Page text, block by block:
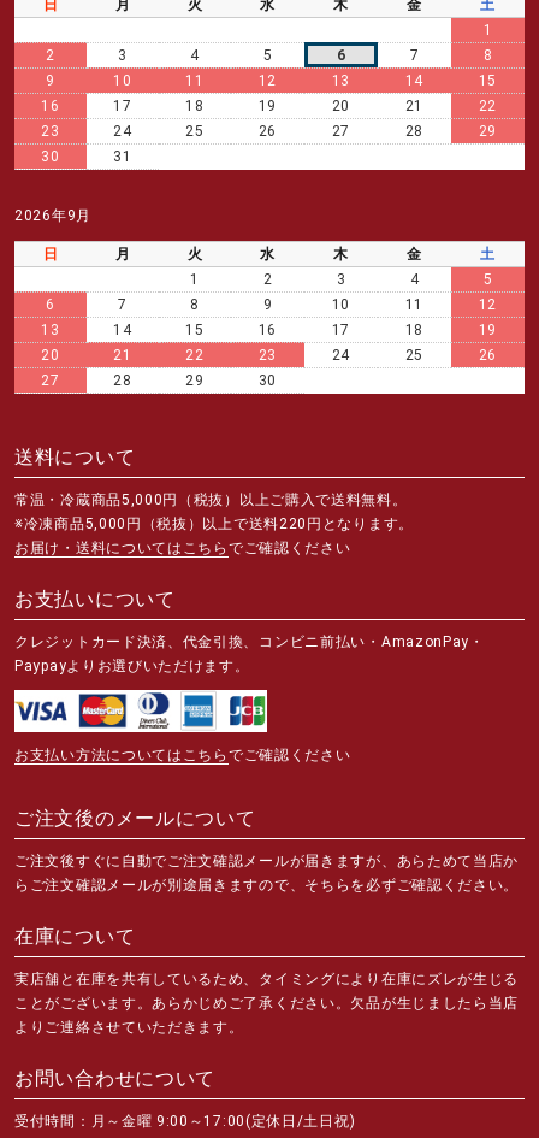
日 月 火 水 木 金
土
1
2
3 4 5 6 7
8
9
10 11 12 13 14
15
16
17 18 19 20 21
22
23
24 25 26 27 28
29
30
31
2026年9月
日 月 火 水 木 金
土
1
2 3 4
5
6
7 8 9 10 11
12
13
14 15 16 17 18
19
20
21 22 23 24 25
26
27
28 29 30
送料について
常温・冷蔵商品5,000円（税抜）以上ご購入で送料無料。
※冷凍商品5,000円（税抜）以上で送料220円となります。
お届け・送料についてはこちら でご確認ください
お支払いについて
クレジットカード決済、代金引換、コンビニ前払い・AmazonPay・
Paypayよりお選びいただけます。
お支払い方法についてはこちら でご確認ください
ご注文後のメールについて
ご注文後すぐに自動でご注文確認メールが届きますが、あらためて当店か
らご注文確認メールが別途届きますので、そちらを必ずご確認ください。
在庫について
実店舗と在庫を共有しているため、タイミングにより在庫にズレが生じる
ことがございます。あらかじめご了承ください。欠品が生じましたら当店
よりご連絡させていただきます。
お問い合わせについて
受付時間：月～金曜 9:00～17:00(定休日/土日祝)